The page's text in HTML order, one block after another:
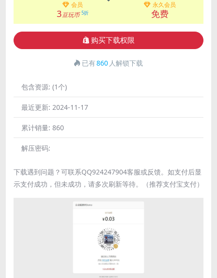
会员
3豆玩币 5折
永久会员
免费
购买下载权限
已有860 人解锁下载
包含资源: (1个)
最近更新: 2024-11-17
累计销量: 860
解压密码:
下载遇到问题？可联系QQ924247904客服或反馈。如支付后显
示支付成功，但未成功，请多次刷新等待。（推荐支付宝支付）